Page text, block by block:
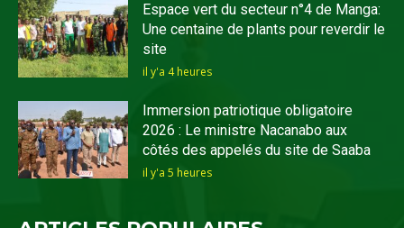
Espace vert du secteur n°4 de Manga:
Une centaine de plants pour reverdir le
site
il y'a 4 heures
Immersion patriotique obligatoire
2026 : Le ministre Nacanabo aux
côtés des appelés du site de Saaba
il y'a 5 heures